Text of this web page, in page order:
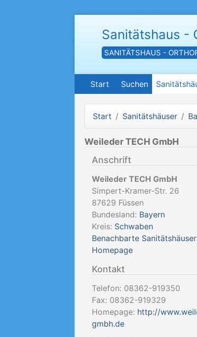
Sanitätshaus -
SANITÄTSHAUS -
Start Suchen
Start Sanitätshäuser
Weileder TECH GmbH
Anschrift
Weileder TECH GmbH
Simpert-Kramer-Str. 26
87629 Füssen
Bundesland: Bayern
Kreis: Schwaben
Benachbarte
Homepage
Kontakt
Telefon: 08362-919350
Fax: 08362-919329
Homepage: http://
gmbh.de